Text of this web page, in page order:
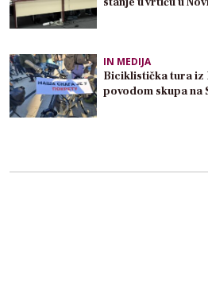
IN MEDIJA
Biciklistička tura iz
povodom skupa na